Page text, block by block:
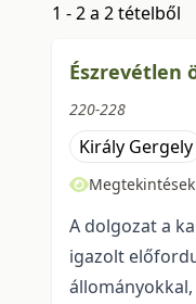
1 - 2 a 2 tételből
Észrevétlen
220-228
Király Gergely
A dolgozat a
igazolt